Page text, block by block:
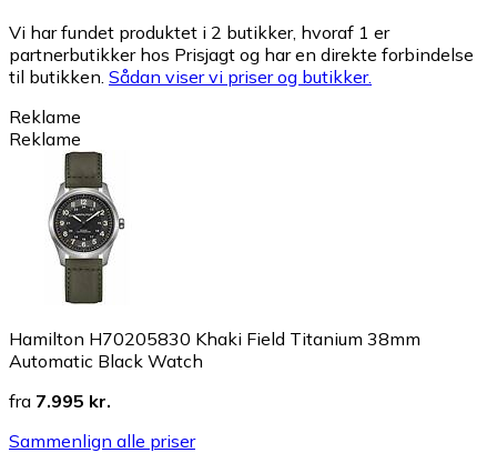
Vi har fundet produktet i 2 butikker, hvoraf 1 er
partnerbutikker hos Prisjagt og har en direkte forbindelse
til butikken. Sådan viser vi priser og butikker.
Reklame
Reklame
Hamilton H70205830 Khaki Field Titanium 38mm
Automatic Black Watch
fra 7.995 kr.
Sammenlign alle priser